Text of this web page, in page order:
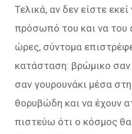
Τελικά, αν δεν είστε
πρόσωπό του και να του
ώρες, σύντομα
κατάσταση: βρώμικο σαν
σαν γουρουνάκι μέσα
θορυβώδη και να έχουν
πιστεύω ότι ο κόσμος